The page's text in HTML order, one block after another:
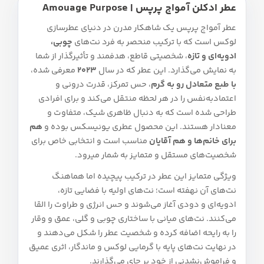
عطر ادکلن آمواج پرپس | Amouage Purpose
عطر آمواج پرپس یک شاهکار مدرن در دنیای عطرسازی
لوکس است که با ترکیب منحصر به‌ فرد نت‌های چوبی،
ادویه‌ای و تازه، شخصیتی قاطع، هدفمند و تأثیرگذار از شما
به نمایش می‌گذارد. این عطر که در سال 2023معرفی شده،
با طبع متعادل رو به گرم، حس تمرکز، قدرت درونی و
اعتمادبه‌نفس را در هر لحظه منتقل می‌کند و برای افرادی
طراحی شده است که به دنبال ظاهری شیک، متفاوت و
معنادار هستند. این محصول عطری یونیسکس بوده و هم
برای خانم‌ها و هم آقایان مناسب است و انتخابی خاص برای
شخصیت‌های مستقل و متمایز به شمار میرود.
ویژگی متمایز این عطر در ترکیب پیچیده اما هماهنگ
نت‌های آن نهفته است؛ نت‌های اولیه با فضایی تازه،
ادویه‌ای و دودی آغاز می‌شوند و حس انرژی و طراوت را القا
می‌کنند. نت‌های میانی با ساختاری چوبی و گلی، عمق و وقار
را به رایحه اضافه کرده و شخصیت عطر را شکل می‌دهند و
در نهایت نت‌های پایه با گرمایی لوکس و ماندگار، اثری عمیق